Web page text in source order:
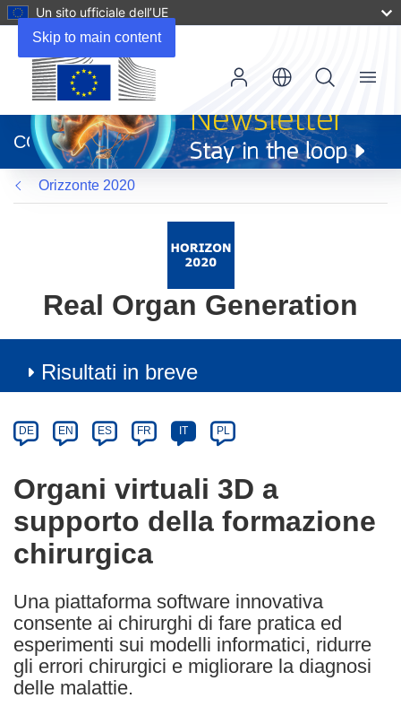
Skip to main content
Un sito ufficiale dell’UE
apre
in
una
nuova
finestra)
CORDIS
Menu
Orizzonte 2020
Real Organ Generation
Risultati in breve
Category
Article
available
the
following
languages:
DE EN ES FR IT PL
Organi virtuali 3D a
supporto della formazione
chirurgica
Una piattaforma software innovativa
consente ai chirurghi di fare pratica ed
esperimenti sui modelli informatici, ridurre
gli errori chirurgici e migliorare la diagnosi
delle malattie.